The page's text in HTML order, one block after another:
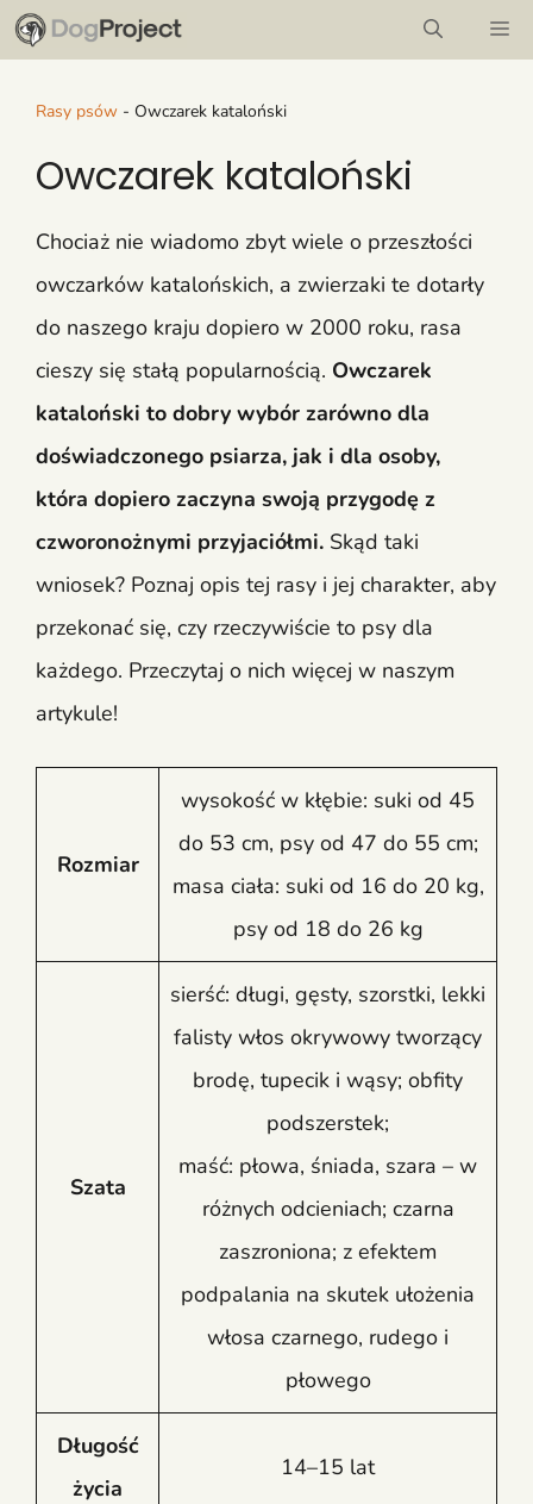
Przejdź
do
treściRasy psów - Owczarek kataloński
Owczarek kataloński
Chociaż nie wiadomo zbyt wiele o przeszłości
owczarków katalońskich, a zwierzaki te dotarły
do naszego kraju dopiero w 2000 roku, rasa
cieszy się stałą popularnością. Owczarek
kataloński to dobry wybór zarówno dla
doświadczonego psiarza, jak i dla osoby,
która dopiero zaczyna swoją przygodę z
czworonożnymi przyjaciółmi. Skąd taki
wniosek? Poznaj opis tej rasy i jej charakter, aby
przekonać się, czy rzeczywiście to psy dla
każdego. Przeczytaj o nich więcej w naszym
artykule!
Rozmiar
wysokość w kłębie: suki od 45
do 53 cm, psy od 47 do 55 cm;
masa ciała: suki od 16 do 20 kg,
psy od 18 do 26 kg
Szata
sierść: długi, gęsty, szorstki, lekki
falisty włos okrywowy tworzący
brodę, tupecik i wąsy; obfity
podszerstek;
maść: płowa, śniada, szara – w
różnych odcieniach; czarna
zaszroniona; z efektem
podpalania na skutek ułożenia
włosa czarnego, rudego i
płowego
Długość
życia
14–15 lat